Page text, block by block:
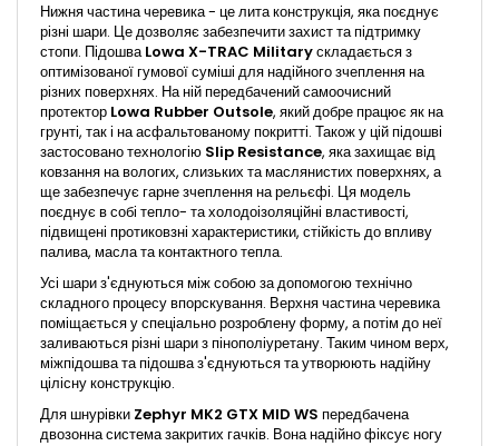
Нижня частина черевика - це лита конструкція, яка поєднує
різні шари. Це дозволяє забезпечити захист та підтримку
стопи. ПідошваLowa X-TRAC Militaryскладається з
оптимізованої гумової суміші для надійного зчеплення на
різних поверхнях. На ній передбачений самоочисний
протектор Lowa Rubber Outsole, який добре працює як на
грунті, так і на асфальтованому покритті. Також у цій підошві
застосовано технологію Slip Resistance, яка захищає від
ковзання на вологих, слизьких та маслянистих поверхнях, а
ще забезпечує гарне зчеплення на рельєфі. Ця модель
поєднує в собі тепло- та холодоізоляційні властивості,
підвищені протиковзні характеристики, стійкість до впливу
палива, масла та контактного тепла.
Усі шари з'єднуються між собою за допомогою технічно
складного процесу впорскування. Верхня частина черевика
поміщається у спеціально розроблену форму, а потім до неї
заливаються різні шари з пінополіуретану. Таким чином верх,
міжпідошва та підошва з'єднуються та утворюють надійну
цілісну конструкцію.
Для шнурівки Zephyr MK2 GTX MID WS передбачена
двозонна система закритих гачків. Вона надійно фіксує ногу